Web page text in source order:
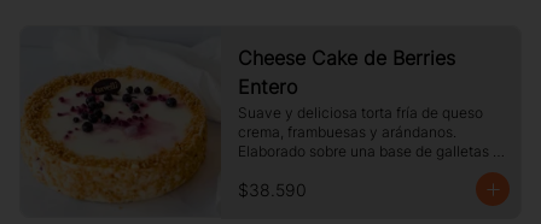
Cheese Cake de Berries
Entero
Suave y deliciosa torta fría de queso
crema, frambuesas y arándanos.
Elaborado sobre una base de galletas y
$38.590